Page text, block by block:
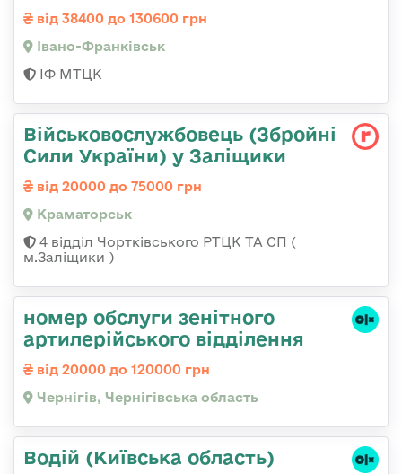
від 38400 до 130600 грн
Івано-Франківськ
ІФ МТЦК
Військовослужбовець (Збройні
Сили України) у Заліщики
від 20000 до 75000 грн
Краматорськ
4 відділ Чортківського РТЦК ТА СП (
м.Заліщики )
номер обслуги зенітного
артилерійського відділення
від 20000 до 120000 грн
Чернігів, Чернігівська область
Водій (Київська область)